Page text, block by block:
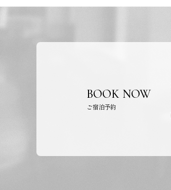
BOOK NOW
ご宿泊予約